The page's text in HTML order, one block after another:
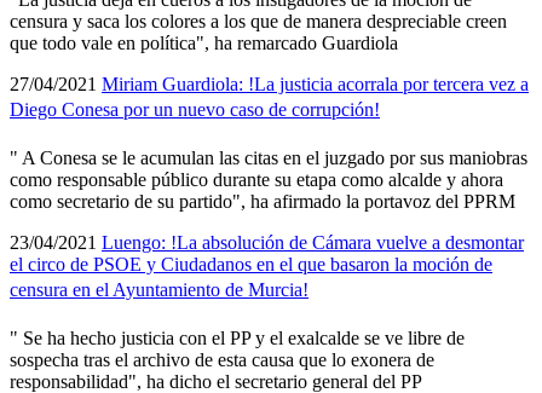
censura y saca los colores a los que de manera despreciable creen
que todo vale en polí­tica", ha remarcado Guardiola
27/04/2021 Miriam Guardiola: !La justicia acorrala por tercera vez a
Diego Conesa por un nuevo caso de corrupción!
" A Conesa se le acumulan las citas en el juzgado por sus maniobras
como responsable público durante su etapa como alcalde y ahora
como secretario de su partido", ha afirmado la portavoz del PPRM
23/04/2021 Luengo: !La absolución de Cámara vuelve a desmontar
el circo de PSOE y Ciudadanos en el que basaron la moción de
censura en el Ayuntamiento de Murcia!
" Se ha hecho justicia con el PP y el exalcalde se ve libre de
sospecha tras el archivo de esta causa que lo exonera de
responsabilidad", ha dicho el secretario general del PP